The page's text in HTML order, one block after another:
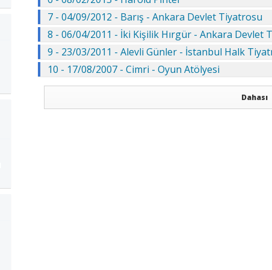
7 - 04/09/2012 - Barış - Ankara Devlet Tiyatrosu
8 - 06/04/2011 - İki Kişilik Hırgür - Ankara Devlet
9 - 23/03/2011 - Alevli Günler - İstanbul Halk
10 - 17/08/2007 - Cimri - Oyun Atölyesi
Dahası